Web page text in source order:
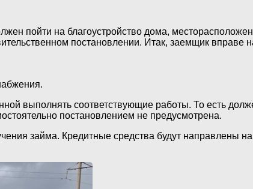
пойти на благоустройство дома,
постановлении. Итак, заемщик вправе
выполнять соответствующие работы. То есть
постановлением не предусмотрена.
займа. Кредитные средства будут направлены